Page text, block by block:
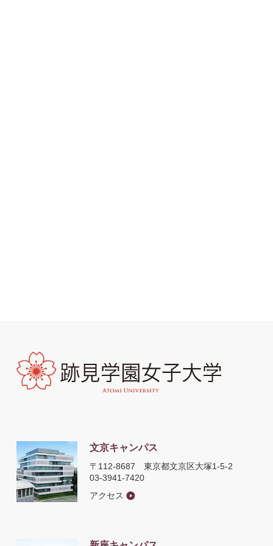
文京キャンパス
〒112-8687 東京都文京区大塚1-5-2
03-3941-7420
アクセス